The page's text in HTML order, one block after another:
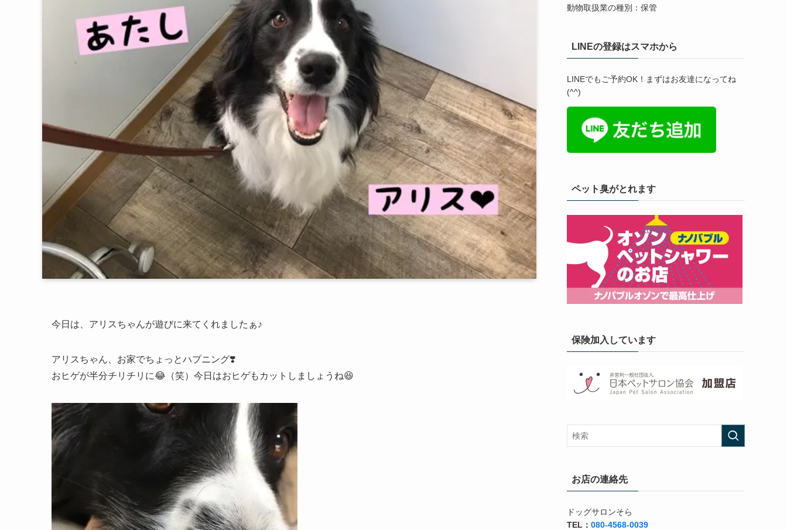
今日は、アリスちゃんが遊びに来てくれましたぁ♪
アリスちゃん、お家でちょっとハプニング❣️
おヒゲが半分チリチリに😂（笑）今日はおヒゲもカットしましょうね😆
動物取扱業の種別：保管
LINEの登録はスマホから
LINEでもご予約OK！まずはお友達になってね
(^^)
ペット臭がとれます
保険加入しています
お店の連絡先
ドッグサロンそら
TEL： 080-4568-0039